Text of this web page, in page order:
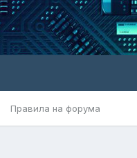
Правила на форума